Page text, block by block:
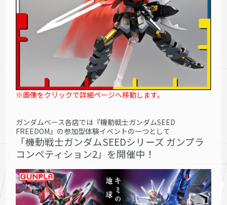
※画像をクリックで詳細ページへ移動します。
ガンダムベース各店では『機動戦士ガンダムSEED
FREEDOM』の参加型体験イベントの一つとして
「機動戦士ガンダムSEEDシリーズ ガンプラ
コンペティション2」を開催中！